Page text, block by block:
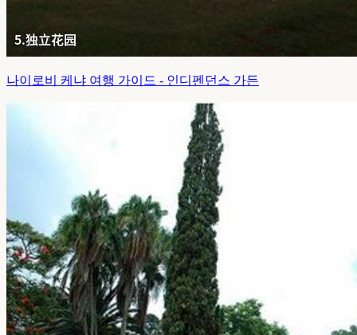
나이로비 케냐 여행 가이드 - 인디펜던스 가든